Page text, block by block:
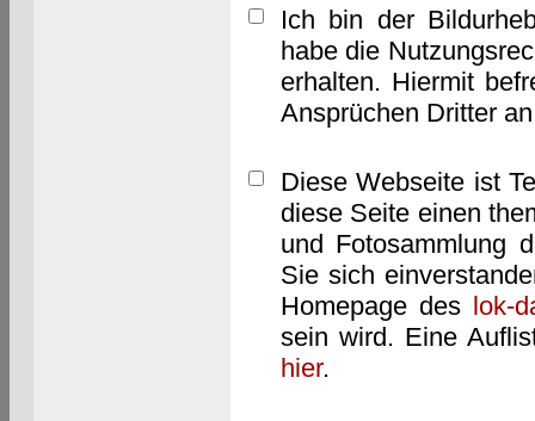
Ich bin der
habe die
erhalten. Hiermit
Ansprüchen Dritter
Diese Webseite ist
diese Seite einen
und Fotosammlung
Sie sich
Homepage des lok-
sein wird. Eine
hier.